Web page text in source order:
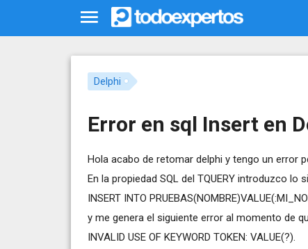
Delphi
Error en sql Insert en
Hola acabo de retomar delphi y tengo un error
En la propiedad SQL del TQUERY introduzco lo
INSERT INTO
y me genera el siguiente error al momento de
INVALID USE OF KEYWORD TOKEN: VALUE(?).